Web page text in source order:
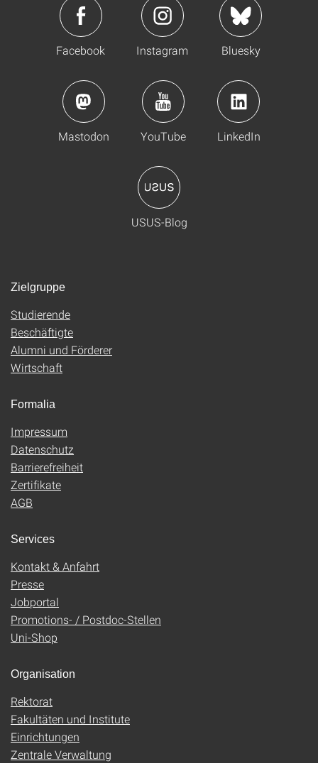
Facebook Instagram Bluesky
Mastodon YouTube LinkedIn
USUS-Blog
Zielgruppe
Studierende
Beschäftigte
Alumni und Förderer
Wirtschaft
Formalia
Impressum
Datenschutz
Barrierefreiheit
Zertifikate
AGB
Services
Kontakt & Anfahrt
Presse
Jobportal
Promotions- / Postdoc-Stellen
Uni-Shop
Organisation
Rektorat
Fakultäten und Institute
Einrichtungen
Zentrale Verwaltung